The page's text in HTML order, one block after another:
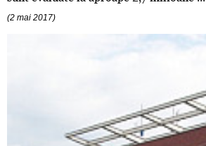
(2 mai 2017)